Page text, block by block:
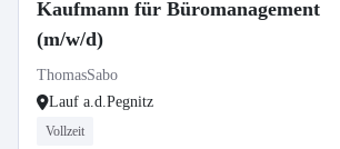
Kaufmann für Büromanagement
(m/w/d)
ThomasSabo
Lauf a.d.Pegnitz
Vollzeit